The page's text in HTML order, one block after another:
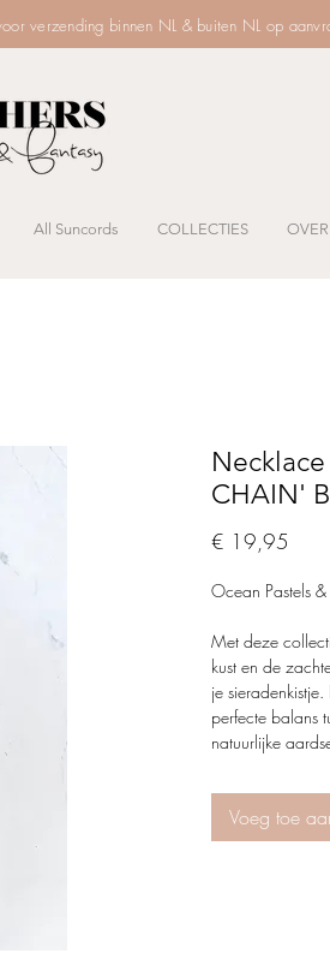
verzending binnen NL & buiten NL op
All Suncords COLLECTIES
CHAIN'
€ 19,95
Ocean Pastels &
Met deze
kust en de
je
perfecte balans
natuurlijke
strandzand bij
Elk juweeltje is
Voeg toe